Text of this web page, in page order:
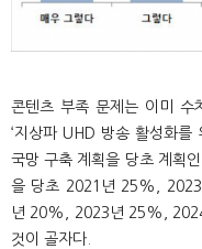
콘텐츠 부족 문제는 이미 수
‘지상파 UHD 방송 활성화를
국망 구축 계획을 당초 계획
을 당초 2021년 25%,
년 20%, 2023년 25%,
것이 골자다.